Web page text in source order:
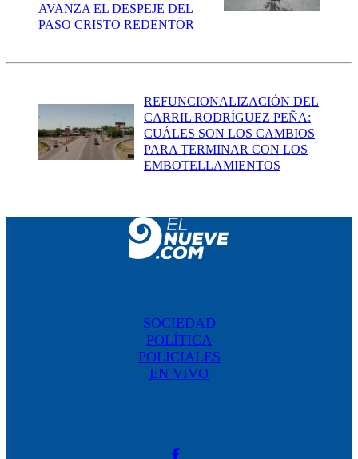
AVANZA EL DESPEJE DEL
PASO CRISTO REDENTOR
REFUNCIONALIZACIÓN DEL
CARRIL RODRÍGUEZ PEÑA:
CUÁLES SON LOS CAMBIOS
PARA TERMINAR CON LOS
EMBOTELLAMIENTOS
SOCIEDAD
POLÍTICA
POLICIALES
EN VIVO